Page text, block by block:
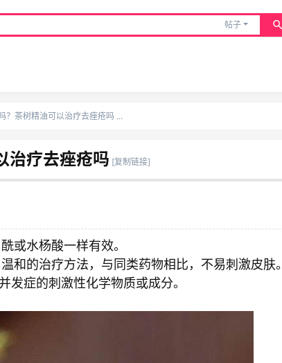
帖子
？茶树精油可以治疗去痤疮吗 ...
治疗去痤疮吗 [复制链接]
或水杨酸一样有效。
和的治疗方法，与同类药物相比，不易刺激皮肤。
发症的刺激性化学物质或成分。